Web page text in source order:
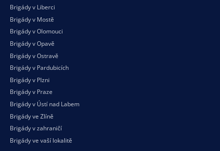
Brigády v Liberci
Brigády v Mostě
Brigády v Olomouci
Brigády v Opavě
Brigády v Ostravě
Brigády v Pardubicích
Brigády v Plzni
Brigády v Praze
Brigády v Ústí nad Labem
Brigády ve Zlíně
Brigády v zahraničí
Brigády ve vaší lokalitě